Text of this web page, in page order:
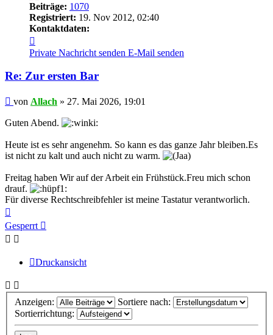
Beiträge: 1070
Registriert: 19. Nov 2012, 02:40
Kontaktdaten:
von
Allach
Private Nachricht senden E-Mail senden
Re: Zur ersten Bar
Beitrag
von Allach » 27. Mai 2026, 19:01
Guten Abend.
Heute ist es sehr angenehm. So kann es das ganze Jahr bleiben.Es
ist nicht zu kalt und auch nicht zu warm.
Freitag haben Wir auf der Arbeit ein Frühstück.Freu mich schon
drauf.
Für diverse Rechtschreibfehler ist meine Tastatur verantworlich.
oben
Gesperrt
Druckansicht
Anzeigen:
Sortiere nach:
Sortierrichtung: